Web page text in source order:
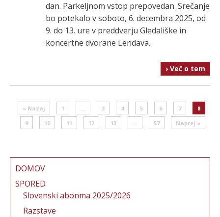
dan. Parkeljnom vstop prepovedan. Srečanje
bo potekalo v soboto, 6. decembra 2025, od
9. do 13. ure v preddverju Gledališke in
koncertne dvorane Lendava.
› Več o tem
Post navigation
« Nazaj 1 … 3 4 5 6 7
8
9
10 11 12 13 … 57 Naprej »
DOMOV
SPORED
Slovenski abonma 2025/2026
Razstave